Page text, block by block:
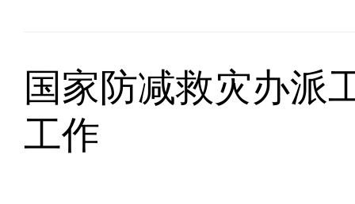
国家防减救灾办派
工作